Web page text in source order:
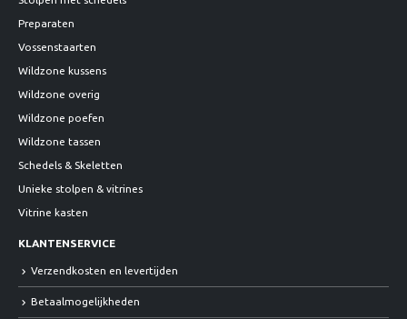
Preparaten
Vossenstaarten
Wildzone kussens
Wildzone overig
Wildzone poefen
Wildzone tassen
Schedels & Skeletten
Unieke stolpen & vitrines
Vitrine kasten
KLANTENSERVICE
Verzendkosten en levertijden
Betaalmogelijkheden